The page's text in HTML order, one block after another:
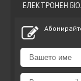
ЕЛЕКТРОНЕН